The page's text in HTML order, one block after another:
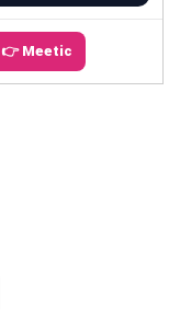
👉 Meetic